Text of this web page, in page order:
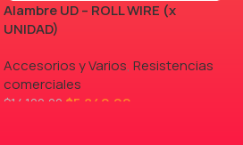
Alambre UD – ROLL WIRE (x
UNIDAD)
Accesorios y Varios,Resistencias
comerciales
$14.100,00 $5.840,00